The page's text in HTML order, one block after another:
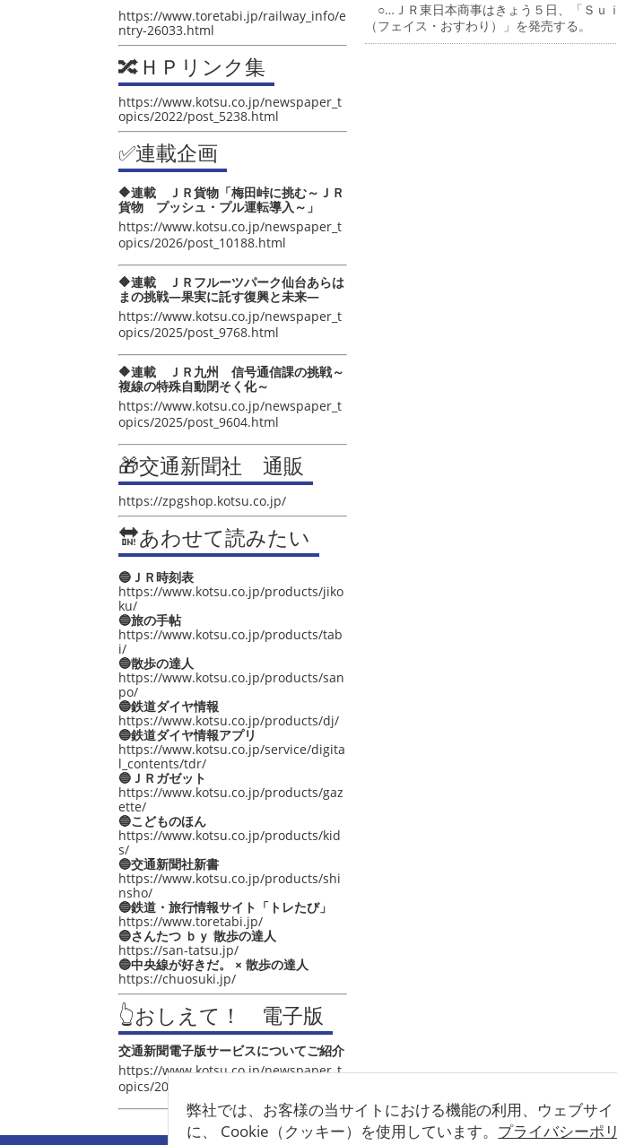
弊社では、お客様の当サイトにおける機能の利用、ウェブサ
に、 Cookie（クッキー）を使用しています。 プライバシーポ
https://www.toretabi.jp/railway_info/e
ntry-26033.html
🔀ＨＰリンク集
https://www.kotsu.co.jp/newspaper_t
opics/2022/post_5238.html
✅連載企画
🔶連載 ＪＲ貨物「梅田峠に挑む～ＪＲ
貨物 プッシュ・プル運転導入～」
https://www.kotsu.co.jp/newspaper_t
opics/2026/post_10188.html
🔶連載 ＪＲフルーツパーク仙台あらは
まの挑戦―果実に託す復興と未来―
https://www.kotsu.co.jp/newspaper_t
opics/2025/post_9768.html
🔶連載 ＪＲ九州 信号通信課の挑戦～
複線の特殊自動閉そく化～
https://www.kotsu.co.jp/newspaper_t
opics/2025/post_9604.html
🎁交通新聞社 通販
https://zpgshop.kotsu.co.jp/
🔛あわせて読みたい
🔵ＪＲ時刻表
https://www.kotsu.co.jp/products/jiko
ku/
🔵旅の手帖
https://www.kotsu.co.jp/products/tab
i/
🔵散歩の達人
https://www.kotsu.co.jp/products/san
po/
🔵鉄道ダイヤ情報
https://www.kotsu.co.jp/products/dj/
🔵鉄道ダイヤ情報アプリ
https://www.kotsu.co.jp/service/digita
l_contents/tdr/
🔵ＪＲガゼット
https://www.kotsu.co.jp/products/gaz
ette/
🔵こどものほん
https://www.kotsu.co.jp/products/kid
s/
🔵交通新聞社新書
https://www.kotsu.co.jp/products/shi
nsho/
🔵鉄道・旅行情報サイト「トレたび」
https://www.toretabi.jp/
🔵さんたつ ｂｙ 散歩の達人
https://san-tatsu.jp/
🔵中央線が好きだ。 × 散歩の達人
https://chuosuki.jp/
👆おしえて！ 電子版
交通新聞電子版サービスについてご紹介
https://www.kotsu.co.jp/newspaper_t
opics/2021/post_4048.html
○…ＪＲ東日本商事はきょう５日、「Ｓ
（フェイス・おすわり）」を発売する。